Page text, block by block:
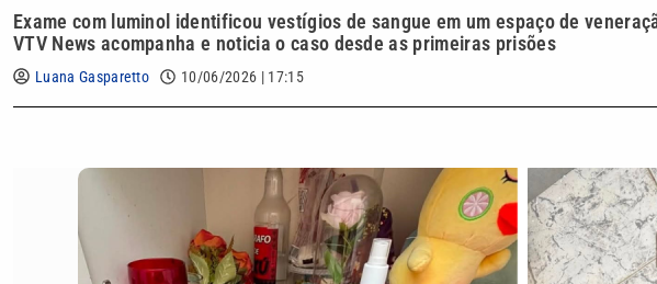
Exame com luminol identificou vestígios de sangue em um espaço de
VTV News acompanha e noticia o caso desde as primeiras prisões
Luana Gasparetto 10/06/2026 | 17:15